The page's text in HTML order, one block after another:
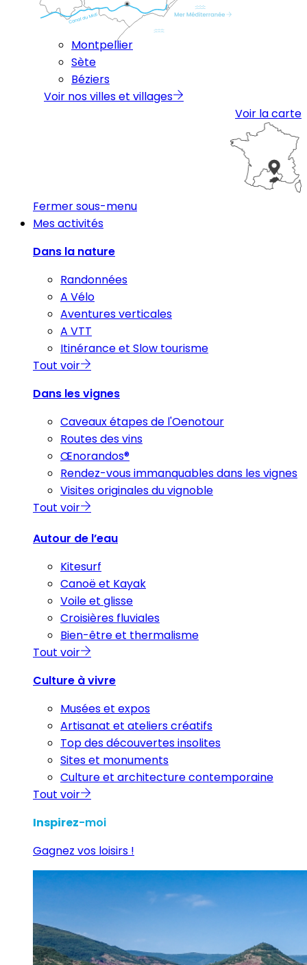
Montpellier
Sète
Béziers
Voir nos villes et villages
Voir la carte
Fermer sous-menu
Mes activités
Dans la nature
Randonnées
A Vélo
Aventures verticales
A VTT
Itinérance et Slow tourisme
Tout voir
Dans les vignes
Caveaux étapes de l'Oenotour
Routes des vins
Œnorandos®
Rendez-vous immanquables dans les vignes
Visites originales du vignoble
Tout voir
Autour de l’eau
Kitesurf
Canoë et Kayak
Voile et glisse
Croisières fluviales
Bien-être et thermalisme
Tout voir
Culture à vivre
Musées et expos
Artisanat et ateliers créatifs
Top des découvertes insolites
Sites et monuments
Culture et architecture contemporaine
Tout voir
Inspirez-moi
Gagnez vos loisirs !